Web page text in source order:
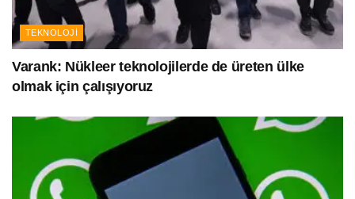
TEKNOLOJI
Varank: Nükleer teknolojilerde de üreten ülke
olmak için çalışıyoruz